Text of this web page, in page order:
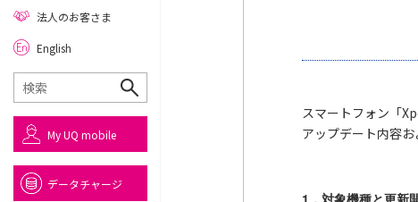
スマートフォン「
アップデート内容
1．対象機種と更新
法人のお客さま
English
My UQ mobile
データチャージ